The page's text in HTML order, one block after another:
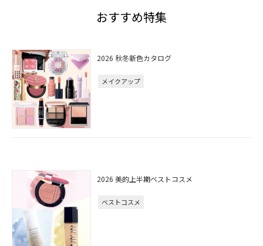
おすすめ特集
2026 秋冬新色カタログ
メイクアップ
2026 美的上半期ベストコスメ
ベストコスメ